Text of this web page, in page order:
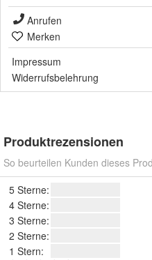
Anrufen
Merken
Impressum
Widerrufsbelehrung
Produktrezensionen
So beurteilen Kunden dieses
5 Sterne:
4 Sterne:
3 Sterne:
2 Sterne:
1 Stern: